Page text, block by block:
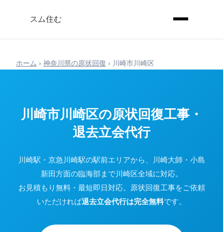
スム住む
ホーム › 神奈川県の原状回復 › 川崎市川崎区
川崎市川崎区の原状回復工事・
退去立会代行
川崎駅・京急川崎駅の駅前エリアから、川崎大師・小島
新田方面の臨海部まで川崎区全域に対応。
お見積もり無料・最短即日対応。原状回復工事をご依頼
いただければ退去立会代行は完全無料です。